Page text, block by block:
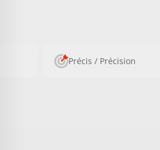
Précis / Précision